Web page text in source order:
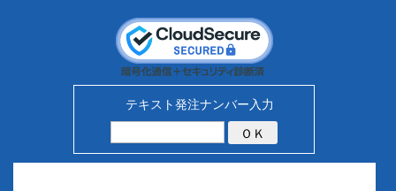
テキスト発注ナンバー入力